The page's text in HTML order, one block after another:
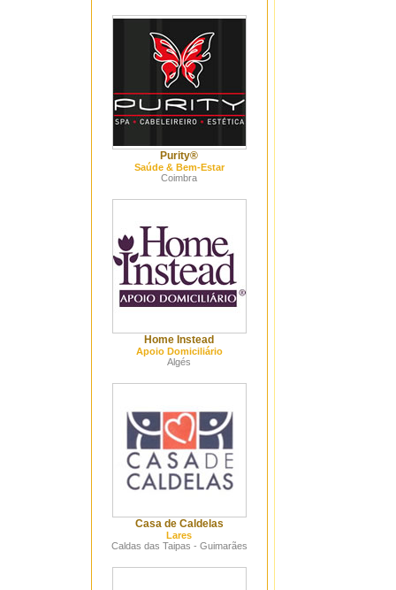
Purity®
Saúde & Bem-Estar
Coimbra
Home Instead
Apoio Domiciliário
Algés
Casa de Caldelas
Lares
Caldas das Taipas - Guimarães